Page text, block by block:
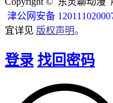
津公网安备
宜详见 版权声明。
登录 找回密码